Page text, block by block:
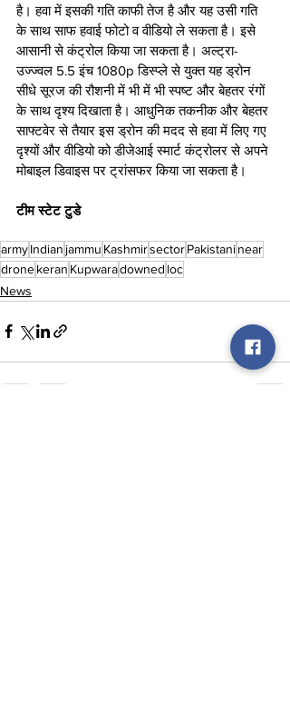
है। हवा में इसकी गति काफी तेज है और यह उसी गति
के साथ साफ हवाई फोटो व वीडियो ले सकता है। इसे
आसानी से कंट्रोल किया जा सकता है। अल्ट्रा-
उज्ज्वल 5.5 इंच 1080p डिस्प्ले से युक्त यह ड्रोन
सीधे सूरज की रौशनी में भी में भी स्पष्ट और बेहतर रंगों
के साथ दृश्य दिखाता है। आधुनिक तकनीक और बेहतर
साफ्टवेर से तैयार इस ड्रोन की मदद से हवा में लिए गए
दृश्यों और वीडियो को डीजेआई स्मार्ट कंट्रोलर से अपने
मोबाइल डिवाइस पर ट्रांसफर किया जा सकता है।
टीम स्टेट टुडे
armyIndian jammu KashmirsectorPakistaninear
dronekeran Kupwaradowned loc
News